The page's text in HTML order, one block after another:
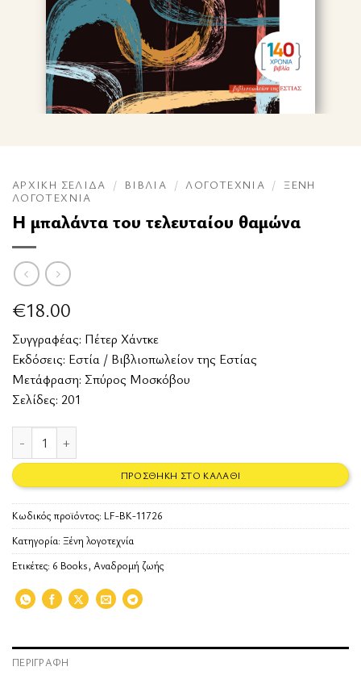
ΑΡΧΙΚΉ ΣΕΛΊΔΑ / ΒΙΒΛΊΑ / ΛΟΓΟΤΕΧΝΊΑ / ΞΈΝΗ
ΛΟΓΟΤΕΧΝΊΑ
Η μπαλάντα του τελευταίου θαμώνα
€18.00
Συγγραφέας: Πέτερ Χάντκε
Εκδόσεις: Εστία / Βιβλιοπωλείον της Εστίας
Μετάφραση: Σπύρος Μοσκόβου
Σελίδες: 201
ΠΡΟΣΘΉΚΗ ΣΤΟ ΚΑΛΆΘΙ
Κωδικός προϊόντος: LF-BK-11726
Κατηγορία: Ξένη λογοτεχνία
Ετικέτες: 6 Books, Αναδρομή ζωής
ΠΕΡΙΓΡΑΦΉ